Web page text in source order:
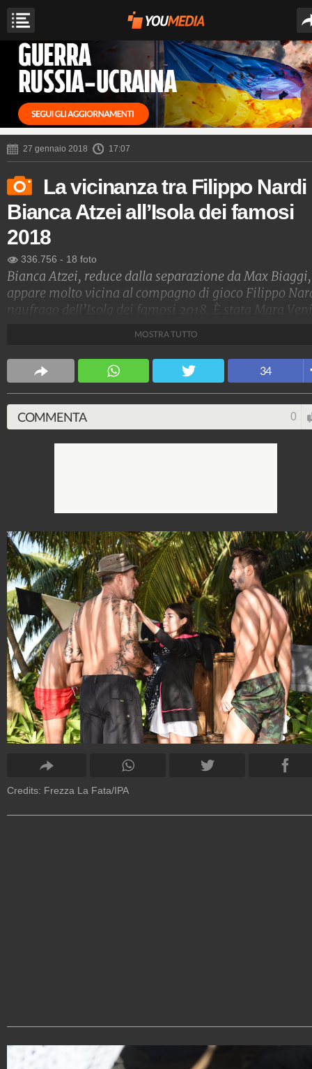
27 gennaio 2018 17:07
La vicinanza tra Filippo Nardi
Bianca Atzei all’Isola dei famosi
2018
336.756 - 18 foto
Bianca Atzei, reduce dalla separazione da Max Biaggi,
appare molto vicina al compagno di gioco Filippo
naufrago dell’Isola dei famosi 2018. È stata Mara
Credits: Frezza La Fata/IPA
4.053.424.556-9.455 video-76.076 foto
MOSTRA TUTTO
34
COMMENTA 0
Credits: Frezza La Fata/IPA